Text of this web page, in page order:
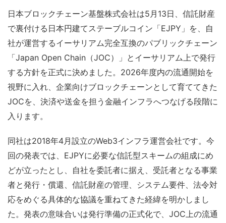
日本ブロックチェーン基盤株式会社は5月13日、信託財産
で裏付ける日本円建てステーブルコイン「EJPY」を、自
社が運営するイーサリアム完全互換のパブリックチェーン
「Japan Open Chain（JOC）」とイーサリアム上で発行
する方針を正式に決めました。2026年度内の流通開始を
視野に入れ、企業向けブロックチェーンとして育ててきた
JOCを、決済や送金を担う金融インフラへつなげる段階に
入ります。
同社は2018年4月設立のWeb3インフラ運営会社です。今
回の発表では、EJPYに必要な信託型スキームの組成にめ
どが立ったとし、自社を委託者に据え、受託者となる事業
者と発行・償還、信託財産の管理、システム要件、法令対
応をめぐる具体的な協議を重ねてきた経緯を明かしまし
た。発表の意味合いは発行準備の正式化で、JOC上の流通